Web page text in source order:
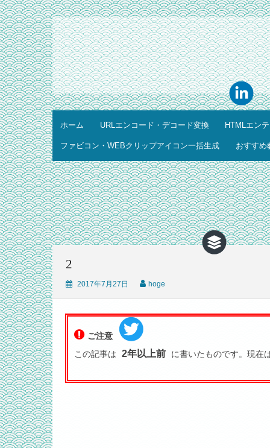
ホーム URLエンコード・デコード変換 HTMLエン
ファビコン・WEBクリップアイコン一括生成 おすすめ
2
2017年7月27日 hoge
ご注意
この記事は
2年以上前 に書いたものです。現在